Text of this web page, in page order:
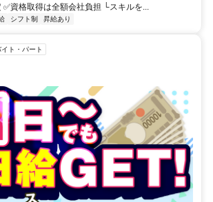
✅資格取得は全額会社負担 └スキルを...
シフト制 昇給あり
イト・パート